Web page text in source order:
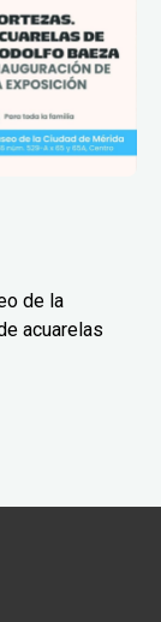
de la
acuarelas